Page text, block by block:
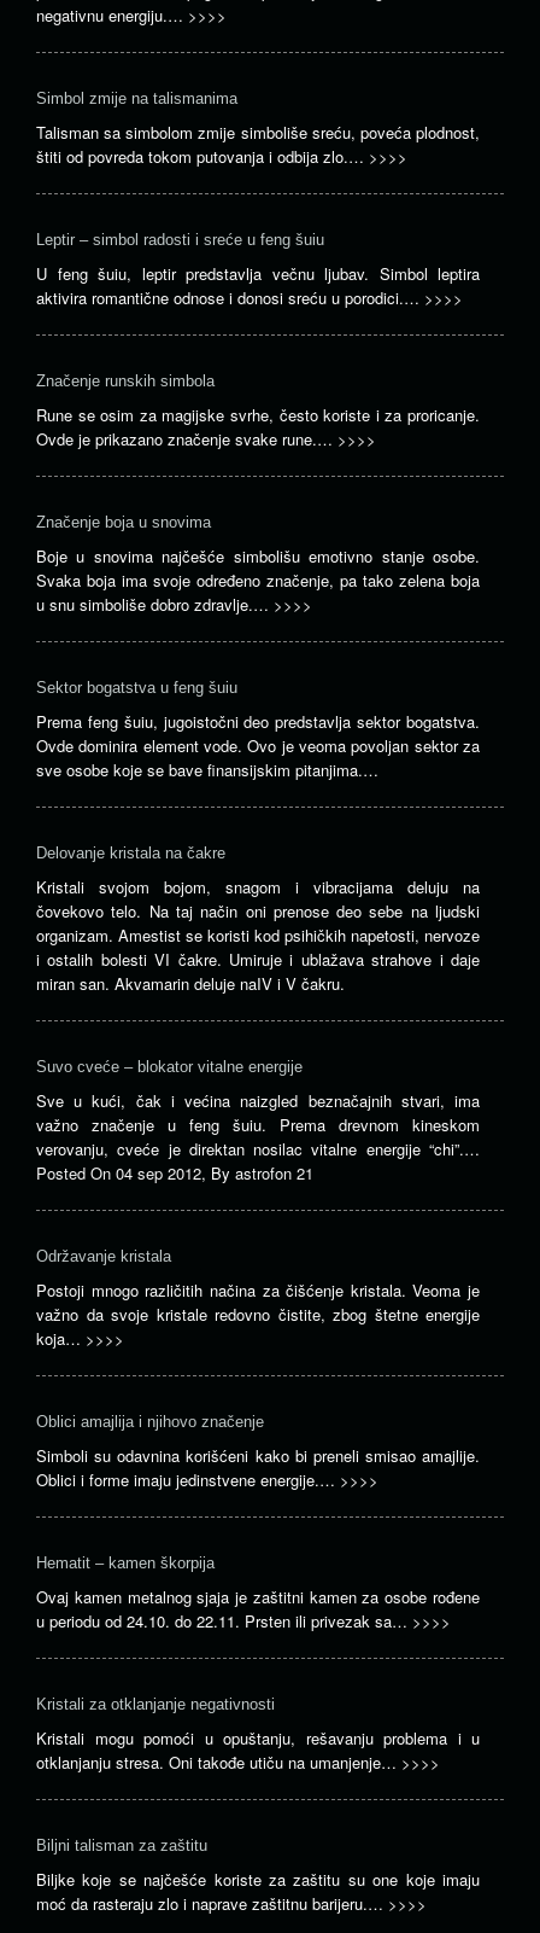
negativnu energiju.… >>>>
Simbol zmije na talismanima
Talisman sa simbolom zmije simboliše sreću, poveća plodnost,
štiti od povreda tokom putovanja i odbija zlo.… >>>>
Leptir – simbol radosti i sreće u feng šuiu
U feng šuiu, leptir predstavlja večnu ljubav. Simbol leptira
aktivira romantične odnose i donosi sreću u porodici.… >>>>
Značenje runskih simbola
Rune se osim za magijske svrhe, često koriste i za proricanje.
Ovde je prikazano značenje svake rune.… >>>>
Značenje boja u snovima
Boje u snovima najčešće simbolišu emotivno stanje osobe.
Svaka boja ima svoje određeno značenje, pa tako zelena boja
u snu simboliše dobro zdravlje.… >>>>
Sektor bogatstva u feng šuiu
Prema feng šuiu, jugoistočni deo predstavlja sektor bogatstva.
Ovde dominira element vode. Ovo je veoma povoljan sektor za
sve osobe koje se bave finansijskim pitanjima.…
Delovanje kristala na čakre
Kristali svojom bojom, snagom i vibracijama deluju na
čovekovo telo. Na taj način oni prenose deo sebe na ljudski
organizam. Amestist se koristi kod psihičkih napetosti, nervoze
i ostalih bolesti VI čakre. Umiruje i ublažava strahove i daje
miran san. Akvamarin deluje naIV i V čakru.
Suvo cveće – blokator vitalne energije
Sve u kući, čak i većina naizgled beznačajnih stvari, ima
važno značenje u feng šuiu. Prema drevnom kineskom
verovanju, cveće je direktan nosilac vitalne energije “chi”.…
Posted On 04 sep 2012, By astrofon 21
Održavanje kristala
Postoji mnogo različitih načina za čišćenje kristala. Veoma je
važno da svoje kristale redovno čistite, zbog štetne energije
koja… >>>>
Oblici amajlija i njihovo značenje
Simboli su odavnina korišćeni kako bi preneli smisao amajlije.
Oblici i forme imaju jedinstvene energije.… >>>>
Hematit – kamen škorpija
Ovaj kamen metalnog sjaja je zaštitni kamen za osobe rođene
u periodu od 24.10. do 22.11. Prsten ili privezak sa… >>>>
Kristali za otklanjanje negativnosti
Kristali mogu pomoći u opuštanju, rešavanju problema i u
otklanjanju stresa. Oni takođe utiču na umanjenje… >>>>
Biljni talisman za zaštitu
Biljke koje se najčešće koriste za zaštitu su one koje imaju
moć da rasteraju zlo i naprave zaštitnu barijeru.… >>>>